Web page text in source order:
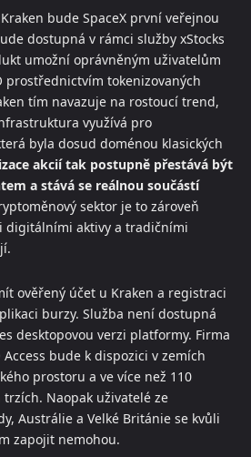
bude SpaceX první veřejnou
dostupná v rámci služby xStocks
umožní oprávněným uživatelům
prostřednictvím tokenizovaných
tím navazuje na rostoucí trend,
využívá pro
byla dosud doménou klasických
akcií tak postupně přestává být
a stává se reálnou součástí
sektor je to zároveň
digitálními aktivy a tradičními
ověřený účet u Kraken a registraci
burzy. Služba není dostupná
desktopovou verzi platformy. Firma
bude k dispozici v zemích
prostoru a ve více než 110
Naopak uživatelé ze
Austrálie a Velké Británie se kvůli
zapojit nemohou.